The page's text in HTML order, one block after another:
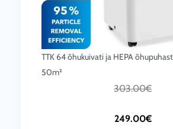
TTK 64 õhukuivati ja HEPA
50m²
303.00€
A
g
249.00€